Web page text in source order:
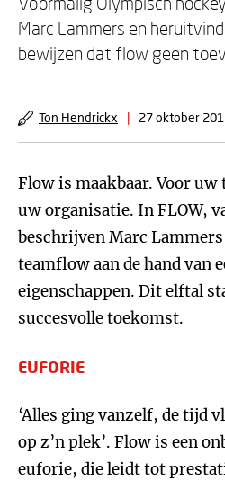
Marc Lammers en
bewijzen dat flow geen
Ton Hendrickx | 27 oktober
Flow is maakbaar. Voor
uw organisatie. In FLOW,
beschrijven Marc
teamflow aan de hand van
eigenschappen. Dit elftal
succesvolle toekomst.
EUFORIE
‘Alles ging vanzelf, de tijd
op z’n plek’. Flow is een
euforie, die leidt tot